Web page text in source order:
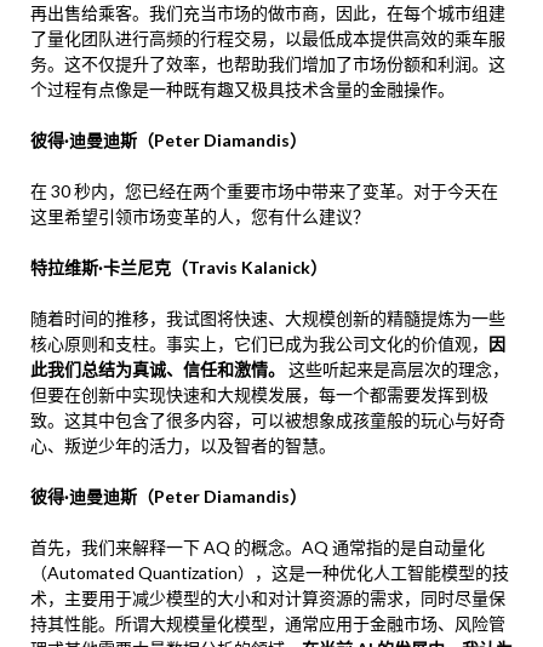
再出售给乘客。我们充当市场的做市商，因此，在每个城市组建
了量化团队进行高频的行程交易，以最低成本提供高效的乘车服
务。这不仅提升了效率，也帮助我们增加了市场份额和利润。这
个过程有点像是一种既有趣又极具技术含量的金融操作。
彼得·迪曼迪斯（Peter Diamandis）
在 30 秒内，您已经在两个重要市场中带来了变革。对于今天在
这里希望引领市场变革的人，您有什么建议？
特拉维斯·卡兰尼克（Travis Kalanick）
随着时间的推移，我试图将快速、大规模创新的精髓提炼为一些
核心原则和支柱。事实上，它们已成为我公司文化的价值观， 因
此我们总结为真诚、信任和激情。
这些听起来是高层次的理念，
但要在创新中实现快速和大规模发展，每一个都需要发挥到极
致。这其中包含了很多内容，可以被想象成孩童般的玩心与好奇
心、叛逆少年的活力，以及智者的智慧。
彼得·迪曼迪斯（Peter Diamandis）
首先，我们来解释一下 AQ 的概念。AQ 通常指的是自动量化
（Automated Quantization），这是一种优化人工智能模型的技
术，主要用于减少模型的大小和对计算资源的需求，同时尽量保
持其性能。所谓大规模量化模型，通常应用于金融市场、风险管